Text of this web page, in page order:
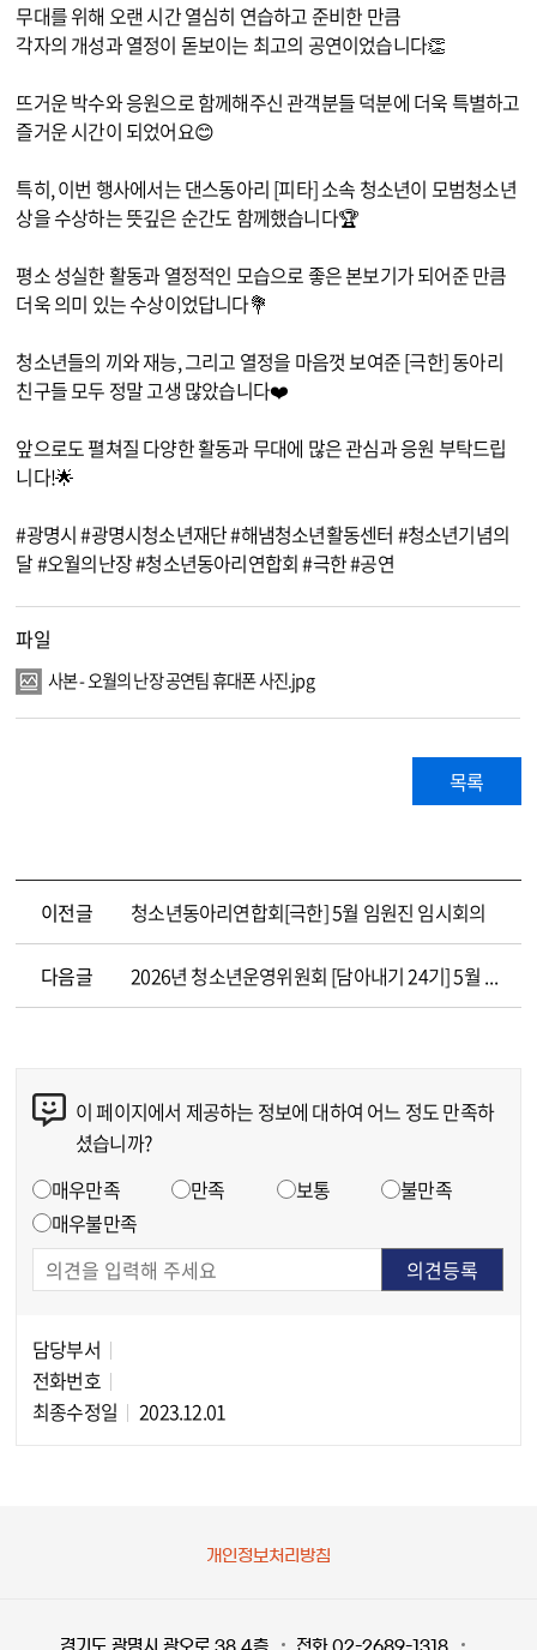
무대를 위해 오랜 시간 열심히 연습하고 준비한 만큼
각자의 개성과 열정이 돋보이는 최고의 공연이었습니다👏
뜨거운 박수와 응원으로 함께해주신 관객분들 덕분에 더욱 특별하고
즐거운 시간이 되었어요😊
특히, 이번 행사에서는 댄스동아리 [피타] 소속 청소년이 모범청소년
상을 수상하는 뜻깊은 순간도 함께했습니다🏆
평소 성실한 활동과 열정적인 모습으로 좋은 본보기가 되어준 만큼
더욱 의미 있는 수상이었답니다💐
청소년들의 끼와 재능, 그리고 열정을 마음껏 보여준 [극한] 동아리
친구들 모두 정말 고생 많았습니다❤️
앞으로도 펼쳐질 다양한 활동과 무대에 많은 관심과 응원 부탁드립
니다!🌟
#광명시 #광명시청소년재단 #해냄청소년활동센터 #청소년기념의
달 #오월의난장 #청소년동아리연합회 #극한 #공연
파일
사본 - 오월의 난장 공연팀 휴대폰 사진.jpg
목록
이전글 청소년동아리연합회[극한] 5월 임원진 임시회의
다음글 2026년 청소년운영위원회 [담아내기 24기] 5월 기획활동
이 페이지에서 제공하는 정보에 대하여 어느 정도 만족하
셨습니까?
매우만족 만족 보통
불만족
매우불만족
담당부서
전화번호
최종수정일
2023.12.01
개인정보처리방침